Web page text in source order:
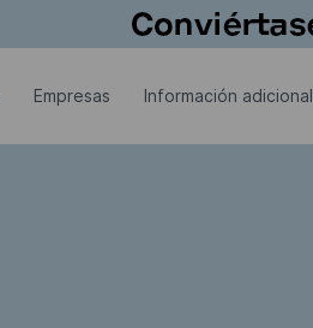
Empresas Información adicional